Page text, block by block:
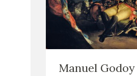
Manuel Godoy